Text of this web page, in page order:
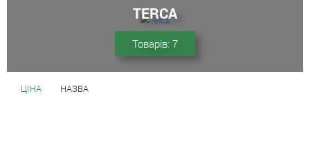
TERCA
Товарів: 7
ЦІНА НАЗВА